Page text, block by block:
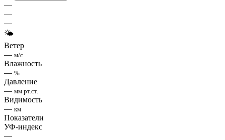
—
—
—
🌤
Ветер
— м/с
Влажность
— %
Давление
— мм рт.ст.
Видимость
— км
Показатели
УФ-индекс
—